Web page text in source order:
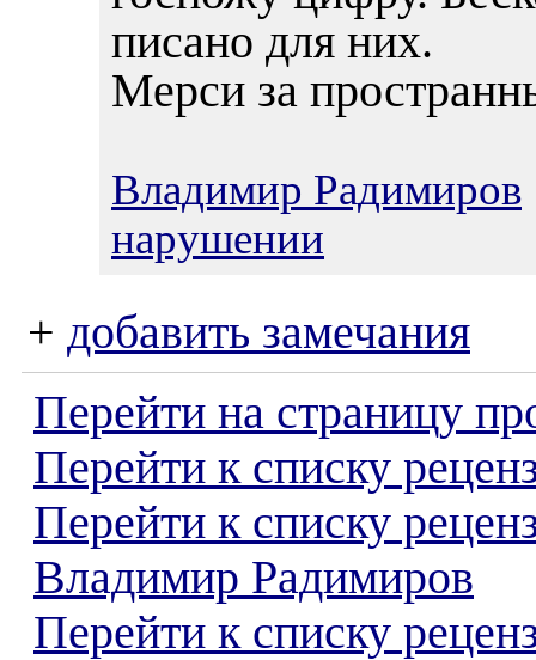
писано для них.
Мерси за
Владимир Радимиров
нарушении
+ добавить замечания
Перейти на страницу
Перейти к списку
Перейти к списку
Владимир Радимиров
Перейти к списку